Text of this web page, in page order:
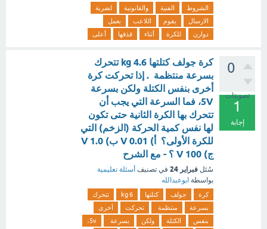
الشروط الفنية والقانونية
لضربة
الارسال
يقوم اللاعب
بعمل
دوارن
للكرة أثناء قذفها أعلى
0
تصويتات
1
إجابة
كرة جولف كتلتها 4.6 kg تتحرك
بسرعة منتظمة . إذا تحركت كرة
أخرى بنفس الكتلة ولكن بسرعة
5V، فما السرعة التي يجب أن
تتحرك بها الكرة الثانية حتى تكون
لها نفس كمية الحركة (الزخم) التي
للكرة الأولى؟ أ) 0.01 V ب) 1.0 V
ج) 100 V ؟ - مع الشرح
سُئل فبراير 24 في تصنيف أسئلة تعليمية
بواسطة ابوعبدالله
كرة جولف كتلتها 6 kg
تتحرك
بسرعة
منتظمة تحركت
أخرى
بنفس
الكتلة ولكن بسرعة
5v،